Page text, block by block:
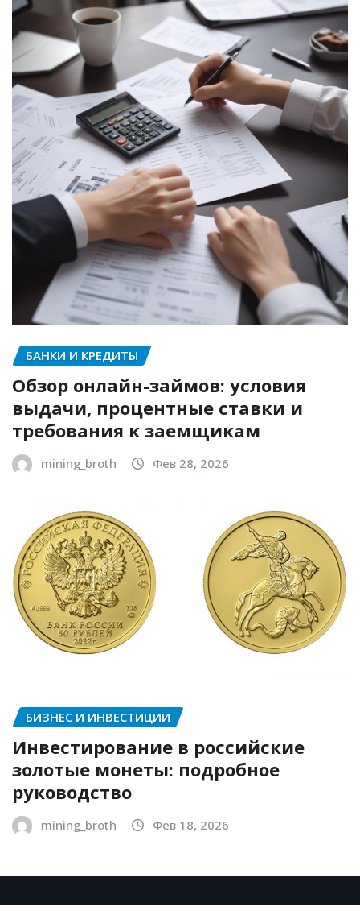
БАНКИ И КРЕДИТЫ
Обзор онлайн-займов: условия
выдачи, процентные ставки и
требования к заемщикам
mining_broth Фев 28, 2026
БИЗНЕС И ИНВЕСТИЦИИ
Инвестирование в российские
золотые монеты: подробное
руководство
mining_broth Фев 18, 2026